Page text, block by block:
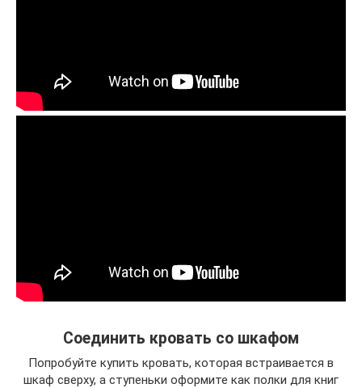
Соединить кровать со шкафом
Попробуйте купить кровать, которая встраивается в
шкаф сверху, а ступеньки оформите как полки для книг